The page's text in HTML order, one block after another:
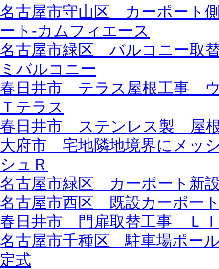
名古屋市守山区 カーポート
ート-カムフィエース
名古屋市緑区 バルコニー取
ミバルコニー
春日井市 テラス屋根工事
Ｔテラス
春日井市 ステンレス製 屋
大府市 宅地隣地境界にメッ
シュＲ
名古屋市緑区 カーポート新
名古屋市西区 既設カーポー
春日井市 門扉取替工事 Ｌ
名古屋市千種区 駐車場ポー
定式